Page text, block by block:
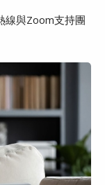
線與Zoom支持團